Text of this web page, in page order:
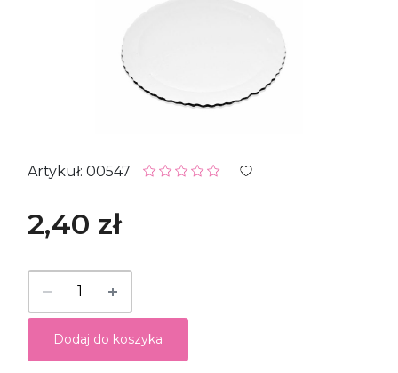
Artykuł: 00547
2,40 zł
Dodaj do koszyka